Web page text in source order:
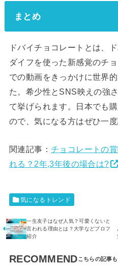
まとめ
ドバイチョコレートとは、
ダイフを使った新感覚のチ
での動画をきっかけに世界
た。希少性とSNS映えの強
て挙げられます。日本でも
ので、気になる方はぜひ一
関連記事： チョコレートの
れる？2年,3年後の場合は?
気になるトレンド
一生友子はなぜ人気？可愛くないと
言われる理由とは？大学などプロフ
紹介
RECOMMEND